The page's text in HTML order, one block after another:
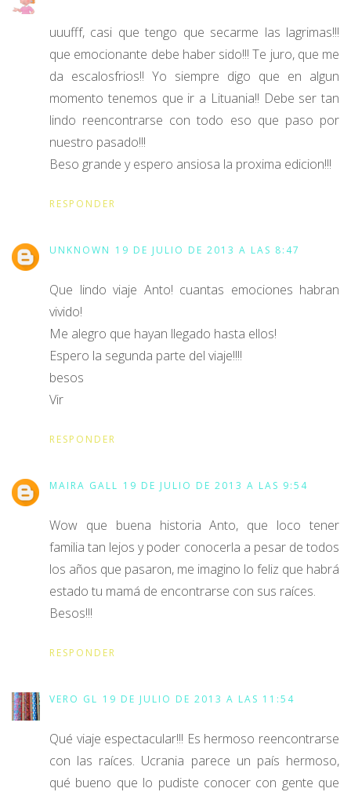
uuufff, casi que tengo que secarme las lagrimas!!!
que emocionante debe haber sido!!! Te juro, que me
da escalosfrios!! Yo siempre digo que en algun
momento tenemos que ir a Lituania!! Debe ser tan
lindo reencontrarse con todo eso que paso por
nuestro pasado!!!
Beso grande y espero ansiosa la proxima edicion!!!
RESPONDER
UNKNOWN 19 DE JULIO DE 2013 A LAS 8:47
Que lindo viaje Anto! cuantas emociones habran
vivido!
Me alegro que hayan llegado hasta ellos!
Espero la segunda parte del viaje!!!!
besos
Vir
RESPONDER
MAIRA GALL 19 DE JULIO DE 2013 A LAS 9:54
Wow que buena historia Anto, que loco tener
familia tan lejos y poder conocerla a pesar de todos
los años que pasaron, me imagino lo feliz que habrá
estado tu mamá de encontrarse con sus raíces.
Besos!!!
RESPONDER
VERO GL 19 DE JULIO DE 2013 A LAS 11:54
Qué viaje espectacular!!! Es hermoso reencontrarse
con las raíces. Ucrania parece un país hermoso,
qué bueno que lo pudiste conocer con gente que